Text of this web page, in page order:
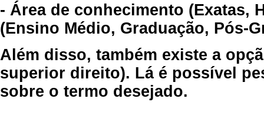
- Área de conhecimento (Exatas,
(Ensino Médio, Graduação, Pós-
Além disso, também existe a
superior direito). Lá é possível
sobre o termo desejado.